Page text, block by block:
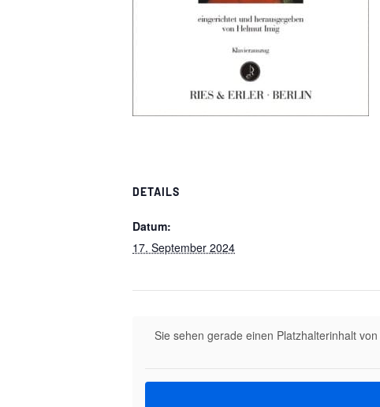
DETAILS
Datum:
17. September 2024
Sie sehen gerade einen Platzhalterinhalt von